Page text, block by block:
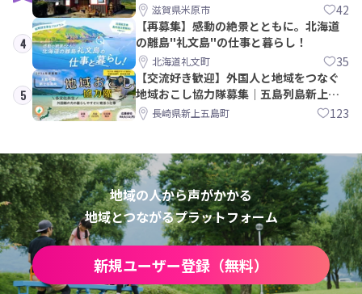
滋賀県米原市 42
4
【再募集】感動の絶景とともに。北海道
の離島"礼文島"の仕事と暮らし！
北海道礼文町 35
5
【交流好き歓迎】外国人と地域をつなぐ
地域おこし協力隊募集｜五島列島新上五
島町長崎県新上五島町 123
地域の人から声がかかる
地域とつながるプラットフォーム
新規ユーザー登録（無料）